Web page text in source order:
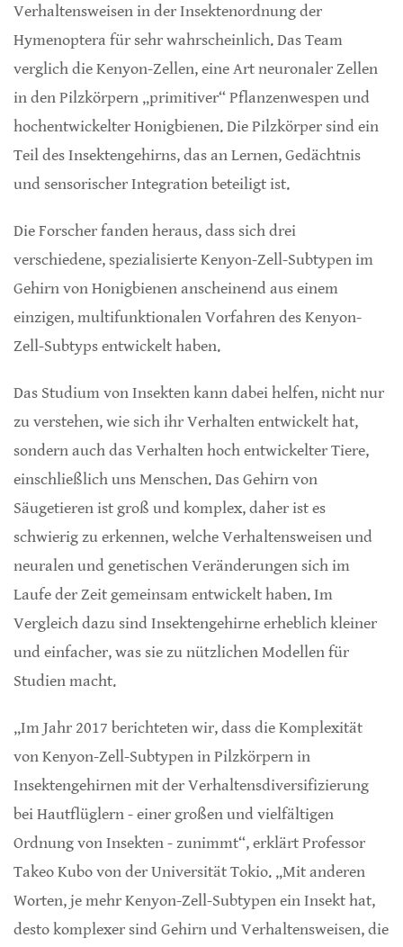
Verhaltensweisen in der Insektenordnung der
Hymenoptera für sehr wahrscheinlich. Das Team
verglich die Kenyon-Zellen, eine Art neuronaler Zellen
in den Pilzkörpern „primitiver“ Pflanzenwespen und
hochentwickelter Honigbienen. Die Pilzkörper sind ein
Teil des Insektengehirns, das an Lernen, Gedächtnis
und sensorischer Integration beteiligt ist.
Die Forscher fanden heraus, dass sich drei
verschiedene, spezialisierte Kenyon-Zell-Subtypen im
Gehirn von Honigbienen anscheinend aus einem
einzigen, multifunktionalen Vorfahren des Kenyon-
Zell-Subtyps entwickelt haben.
Das Studium von Insekten kann dabei helfen, nicht nur
zu verstehen, wie sich ihr Verhalten entwickelt hat,
sondern auch das Verhalten hoch entwickelter Tiere,
einschließlich uns Menschen. Das Gehirn von
Säugetieren ist groß und komplex, daher ist es
schwierig zu erkennen, welche Verhaltensweisen und
neuralen und genetischen Veränderungen sich im
Laufe der Zeit gemeinsam entwickelt haben. Im
Vergleich dazu sind Insektengehirne erheblich kleiner
und einfacher, was sie zu nützlichen Modellen für
Studien macht.
„Im Jahr 2017 berichteten wir, dass die Komplexität
von Kenyon-Zell-Subtypen in Pilzkörpern in
Insektengehirnen mit der Verhaltensdiversifizierung
bei Hautflüglern - einer großen und vielfältigen
Ordnung von Insekten - zunimmt“, erklärt Professor
Takeo Kubo von der Universität Tokio. „Mit anderen
Worten, je mehr Kenyon-Zell-Subtypen ein Insekt hat,
desto komplexer sind Gehirn und Verhaltensweisen, die